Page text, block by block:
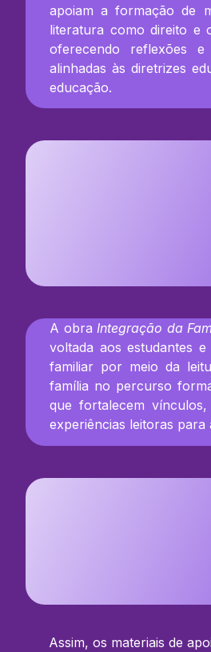
apoiam a formação de
literatura como direito e
oferecendo reflexões e
alinhadas às diretrizes
educação.
A obraIntegração da
voltada aos estudantes
familiar por meio da
família no percurso
que fortalecem
experiências leitoras para
Assim, os materiais de